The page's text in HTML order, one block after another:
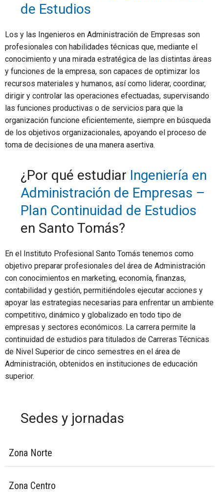
de Estudios
Los y las Ingenieros en Administración de Empresas son
profesionales con habilidades técnicas que, mediante el
conocimiento y una mirada estratégica de las distintas áreas
y funciones de la empresa, son capaces de optimizar los
recursos materiales y humanos, así como liderar, coordinar,
dirigir y controlar las operaciones efectuadas, supervisando
las funciones productivas o de servicios para que la
organización funcione eficientemente, siempre en búsqueda
de los objetivos organizacionales, apoyando el proceso de
toma de decisiones de una manera asertiva.
¿Por qué estudiar Ingeniería en
Administración de Empresas –
Plan Continuidad de Estudios
en Santo Tomás?
En el Instituto Profesional Santo Tomás tenemos como
objetivo preparar profesionales del área de Administración
con conocimientos en marketing, economía, finanzas,
contabilidad y gestión, permitiéndoles ejecutar acciones y
apoyar las estrategias necesarias para enfrentar un ambiente
competitivo, dinámico y globalizado en todo tipo de
empresas y sectores económicos. La carrera permite la
continuidad de estudios para titulados de Carreras Técnicas
de Nivel Superior de cinco semestres en el área de
Administración, obtenidos en instituciones de educación
superior.
Sedes y jornadas
Zona Norte
Zona Centro